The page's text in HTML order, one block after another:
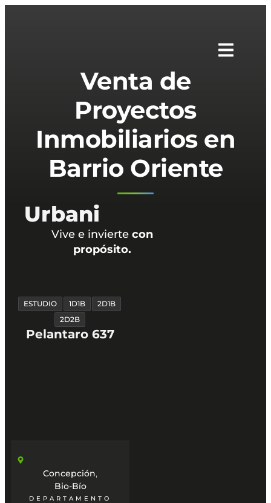
Venta de
Proyectos
Inmobiliarios en
Barrio Oriente
Urbani
Vive e invierte con
propósito.
ESTUDIO 1D1B
2D1B
2D2B
Pelantaro 637
Concepción,
Bio-Bío
DEPARTAMENTO